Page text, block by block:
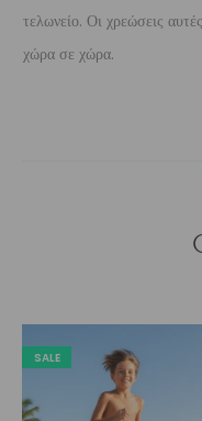
τελωνείο. Οι χρεώσεις
χώρα σε χώρα.
SALE